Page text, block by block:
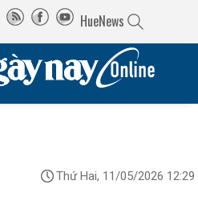
HueNews
Thứ Hai, 11/05/2026 12:29